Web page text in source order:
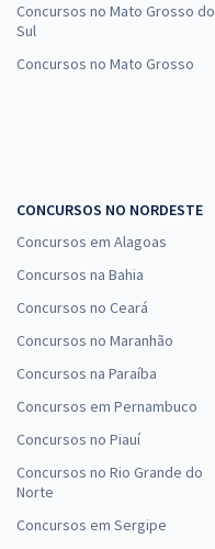
Concursos no Mato Grosso do
Sul
Concursos no Mato Grosso
CONCURSOS NO NORDESTE
Concursos em Alagoas
Concursos na Bahia
Concursos no Ceará
Concursos no Maranhão
Concursos na Paraíba
Concursos em Pernambuco
Concursos no Piauí
Concursos no Rio Grande do
Norte
Concursos em Sergipe